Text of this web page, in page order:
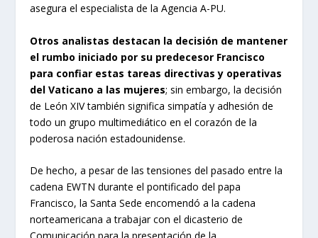
asegura el especialista de la Agencia A-PU.
Otros analistas destacan la decisión de mantener
el rumbo iniciado por su predecesor Francisco
para confiar estas tareas directivas y operativas
del Vaticano a las mujeres; sin embargo, la decisión
de León XIV también significa simpatía y adhesión de
todo un grupo multimediático en el corazón de la
poderosa nación estadounidense.
De hecho, a pesar de las tensiones del pasado entre la
cadena EWTN durante el pontificado del papa
Francisco, la Santa Sede encomendó a la cadena
norteamericana a trabajar con el dicasterio de